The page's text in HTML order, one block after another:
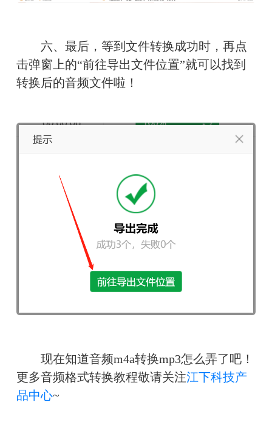
六、最后，等到文件转换成功时，再点
击弹窗上的“前往导出文件位置”就可以找到
转换后的音频文件啦！
现在知道音频m4a转换mp3怎么弄了吧！
更多音频格式转换教程敬请关注江下科技产
品中心~